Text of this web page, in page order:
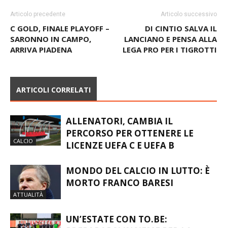
Articolo precedente
C GOLD, FINALE PLAYOFF –
SARONNO IN CAMPO,
ARRIVA PIADENA
Articolo successivo
DI CINTIO SALVA IL
LANCIANO E PENSA ALLA
LEGA PRO PER I TIGROTTI
ARTICOLI CORRELATI
CALCIO
ALLENATORI, CAMBIA IL
PERCORSO PER OTTENERE LE
LICENZE UEFA C E UEFA B
ATTUALITÀ
MONDO DEL CALCIO IN LUTTO: È
MORTO FRANCO BARESI
UN’ESTATE CON TO.BE: